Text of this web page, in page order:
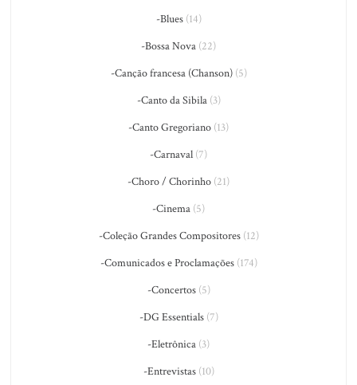
-Blues(14)
-Bossa Nova (22)
-Canção francesa (Chanson)(5)
-Canto da Sibila(3)
-Canto Gregoriano (13)
-Carnaval (7)
-Choro / Chorinho (21)
-Cinema (5)
-Coleção Grandes Compositores(12)
-Comunicados e Proclamações(174)
-Concertos(5)
-DG Essentials(7)
-Eletrônica (3)
-Entrevistas(10)